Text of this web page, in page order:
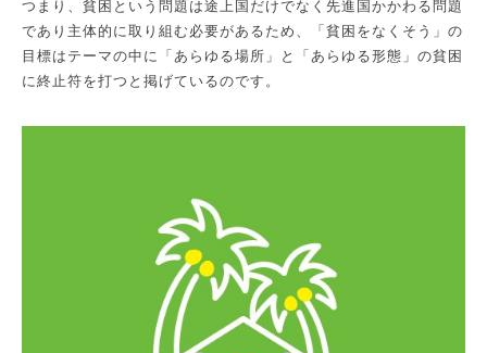
つまり、貧困という問題は途上国だけでなく先進国かかわる問題
であり主体的に取り組む必要があるため、「貧困をなくそう」の
目標はテーマの中に「あらゆる場所」と「あらゆる形態」の貧困
に終止符を打つと掲げているのです。